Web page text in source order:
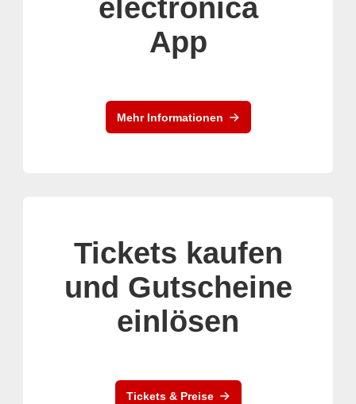
electronica
App
Mehr Informationen
Tickets kaufen
und Gutscheine
einlösen
Tickets & Preise